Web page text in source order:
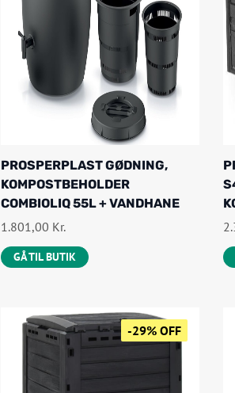
PROSPERPLAST GØDNING,
KOMPOSTBEHOLDER
COMBIOLIQ 55L + VANDHANE
1.801,00 Kr.
GÅ TIL BUTIK
-29% OFF